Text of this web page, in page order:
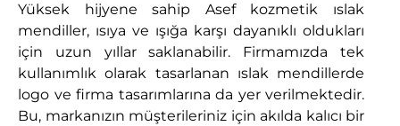
Yüksek hijyene sahip Asef kozmetik ıslak
mendiller, ısıya ve ışığa karşı dayanıklı oldukları
için uzun yıllar saklanabilir. Firmamızda tek
kullanımlık olarak tasarlanan ıslak mendillerde
logo ve firma tasarımlarına da yer verilmektedir.
Bu, markanızın müşterileriniz için akılda kalıcı bir